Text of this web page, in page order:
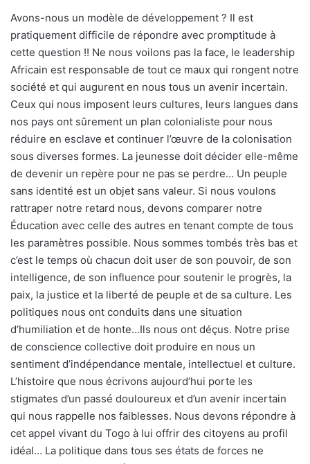
Avons-nous un modèle de développement ? Il est
pratiquement difficile de répondre avec promptitude à
cette question !! Ne nous voilons pas la face, le leadership
Africain est responsable de tout ce maux qui rongent notre
société et qui augurent en nous tous un avenir incertain.
Ceux qui nous imposent leurs cultures, leurs langues dans
nos pays ont sûrement un plan colonialiste pour nous
réduire en esclave et continuer l’œuvre de la colonisation
sous diverses formes. La jeunesse doit décider elle-même
de devenir un repère pour ne pas se perdre… Un peuple
sans identité est un objet sans valeur. Si nous voulons
rattraper notre retard nous, devons comparer notre
Éducation avec celle des autres en tenant compte de tous
les paramètres possible. Nous sommes tombés très bas et
c’est le temps où chacun doit user de son pouvoir, de son
intelligence, de son influence pour soutenir le progrès, la
paix, la justice et la liberté de peuple et de sa culture. Les
politiques nous ont conduits dans une situation
d’humiliation et de honte…Ils nous ont déçus. Notre prise
de conscience collective doit produire en nous un
sentiment d’indépendance mentale, intellectuel et culture.
L’histoire que nous écrivons aujourd’hui porte les
stigmates d’un passé douloureux et d’un avenir incertain
qui nous rappelle nos faiblesses. Nous devons répondre à
cet appel vivant du Togo à lui offrir des citoyens au profil
idéal… La politique dans tous ses états de forces ne